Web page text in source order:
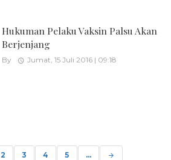
Hukuman Pelaku Vaksin Palsu Akan
Berjenjang
By Jumat, 15 Juli 2016 | 09:18
2 3 4 5 ...